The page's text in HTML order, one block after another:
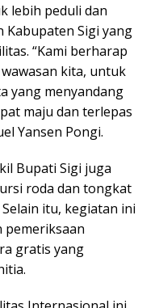
lebih peduli dan
Kabupaten Sigi yang
“Kami berharap
kita, untuk
yang menyandang
maju dan terlepas
Yansen Pongi.
Bupati Sigi juga
roda dan tongkat
itu, kegiatan ini
pemeriksaan
gratis yang